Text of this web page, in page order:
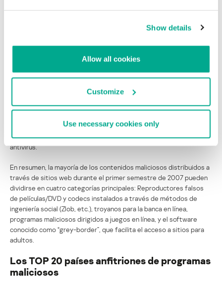
Show details
Allow all cookies
Customize
Use necessary cookies only
básicamente una pequeña maqueta que descarga e instala
por primera vez en 2003. Desde entonces, se ha encontrado un
gran número de variantes circulando por Internet, la mayoría de
página de inicio del navegador de Internet y mostrar ventanas
emergentes con contenido pornográfico. Con el tiempo, las
versiones incluyen componentes rootkits invisibles y
características retro diseñadas para neutralizar los programas
antivirus.
En resumen, la mayoría de los contenidos maliciosos distribuidos a
través de sitios web durante el primer semestre de 2007 pueden
dividirse en cuatro categorías principales: Reproductores falsos
de películas/DVD y codecs instalados a través de métodos de
ingeniería social (Zlob, etc.), troyanos para la banca en línea,
programas maliciosos dirigidos a juegos en línea, y el software
conocido como “grey-border”, que facilita el acceso a sitios para
adultos.
Los TOP 20 países anfitriones de programas
maliciosos